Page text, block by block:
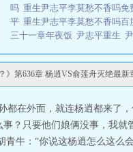
吗 重生尹志平李莫愁不香吗免
平 重生尹志平李莫愁不香吗百
三十一章年夜饭 尹志平重生
有重生尹志平的李莫愁不香
尹志平重生尹志平李莫愁不香
尹志平拜师在全真教长春真人
地北双飞客，老翅几回寒暑。
》第636章 杨逍VS俞莲舟灭绝最新
都在外面，就连杨逍都来了
？只要他们娘俩没事，我
青牛：“你说这杨逍怎么这么